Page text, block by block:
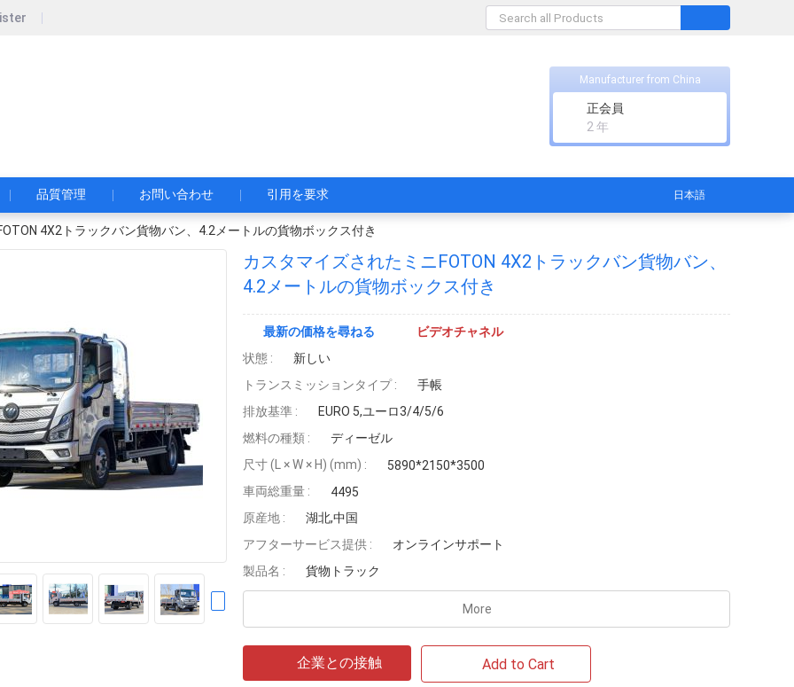
Manufacturer from China
正会員
2 年
品質管理 お問い合わせ 引用を要求 日本語
4X2トラックバン貨物バン、4.2メートルの貨物ボックス付き
カスタマイズされたミニFOTON 4X2トラックバン貨物バン、
4.2メートルの貨物ボックス付き
最新の価格を尋ねる
ビデオチャネル
状態 :
新しい
トランスミッションタイプ :
手帳
排放基準 :
EURO 5,ユーロ3/4/5/6
燃料の種類 :
ディーゼル
尺寸 (L × W × H) (mm) :
5890*2150*3500
車両総重量 :
4495
原産地 :
湖北,中国
アフターサービス提供 :
オンラインサポート
製品名 :
貨物トラック
More
企業との接触 Add to Cart